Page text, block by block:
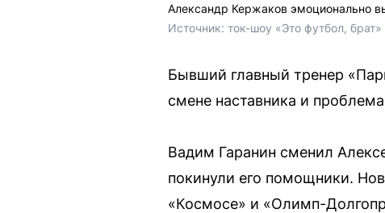
Александр Кержаков эмоционально
Источник: ток-шоу «Это футбол, брат»
Бывший главный тренер
смене наставника и
Вадим Гаранин сменил
покинули его помощники.
«Космосе» и «Олимп-